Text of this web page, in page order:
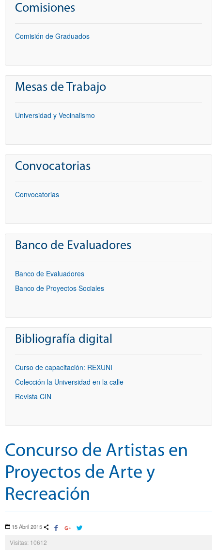
Comisiones
Comisión de Graduados
Mesas de Trabajo
Universidad y Vecinalismo
Convocatorias
Convocatorias
Banco de Evaluadores
Banco de Evaluadores
Banco de Proyectos Sociales
Bibliografía digital
Curso de capacitación: REXUNI
Colección la Universidad en la calle
Revista CIN
Concurso de Artistas en
Proyectos de Arte y
Recreación
15 Abril 2015
Visitas: 10612